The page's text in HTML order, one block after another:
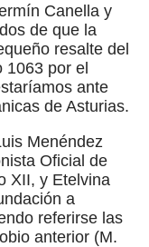
Canella y
de que la
resalte del
1063 por el
ante
de Asturias.
Menéndez
Oficial de
XII, y Etelvina
a
referirse las
anterior (M.